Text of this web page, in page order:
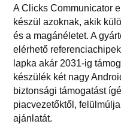
A Clicks Communicator
készül azoknak, akik
és a magánéletet. A
elérhető
lapka akár 2031-ig
készülék két nagy
biztonsági támogatást
piacvezetőktől,
ajánlatát.